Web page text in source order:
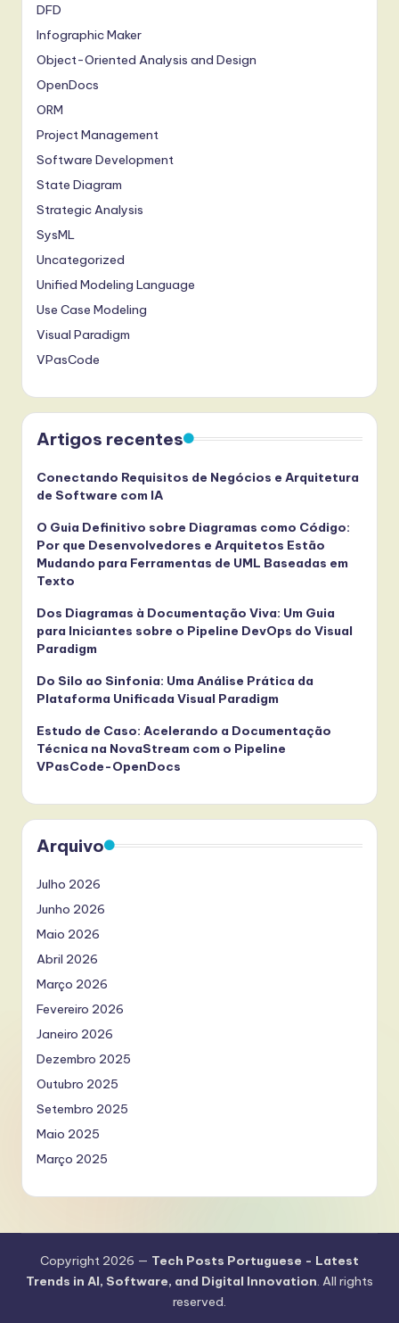
DFD
Infographic Maker
Object-Oriented Analysis and Design
OpenDocs
ORM
Project Management
Software Development
State Diagram
Strategic Analysis
SysML
Uncategorized
Unified Modeling Language
Use Case Modeling
Visual Paradigm
VPasCode
Artigos recentes
Conectando Requisitos de Negócios e Arquitetura
de Software com IA
O Guia Definitivo sobre Diagramas como Código:
Por que Desenvolvedores e Arquitetos Estão
Mudando para Ferramentas de UML Baseadas em
Texto
Dos Diagramas à Documentação Viva: Um Guia
para Iniciantes sobre o Pipeline DevOps do Visual
Paradigm
Do Silo ao Sinfonia: Uma Análise Prática da
Plataforma Unificada Visual Paradigm
Estudo de Caso: Acelerando a Documentação
Técnica na NovaStream com o Pipeline
VPasCode-OpenDocs
Arquivo
Julho 2026
Junho 2026
Maio 2026
Abril 2026
Março 2026
Fevereiro 2026
Janeiro 2026
Dezembro 2025
Outubro 2025
Setembro 2025
Maio 2025
Março 2025
Copyright 2026 — Tech Posts Portuguese - Latest
Trends in AI, Software, and Digital Innovation. All rights
reserved.